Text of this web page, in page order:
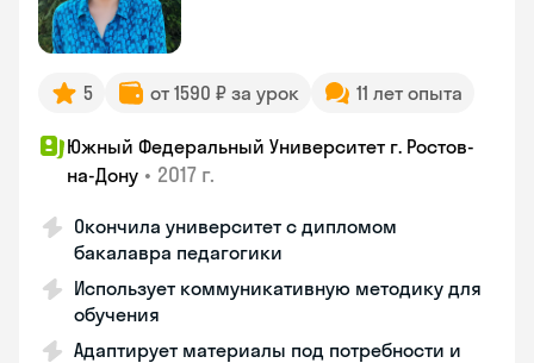
5 от 1590 ₽ за урок 11 лет опыта
Южный Федеральный Университет г. Ростов-
на-Дону • 2017 г.
Окончила университет с дипломом
бакалавра педагогики
Использует коммуникативную методику для
обучения
Адаптирует материалы под потребности и